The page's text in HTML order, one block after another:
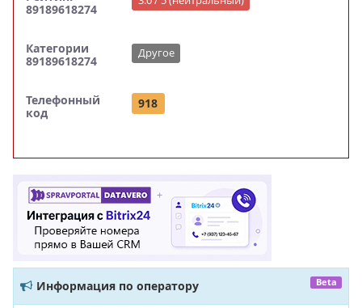
89189618274
Категории
89189618274
Другое
Телефонный
код
918
Информация по оператору Beta